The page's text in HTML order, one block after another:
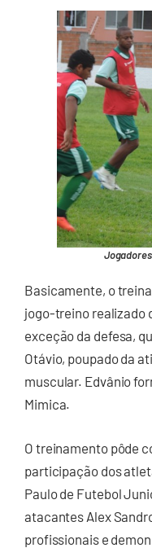
Basicamente, o
jogo-treino realizado
exceção da defesa,
Otávio, poupado da
muscular. Edvânio
Mimica.
O treinamento pôde
participação dos
Paulo de Futebol
atacantes Alex
profissionais e